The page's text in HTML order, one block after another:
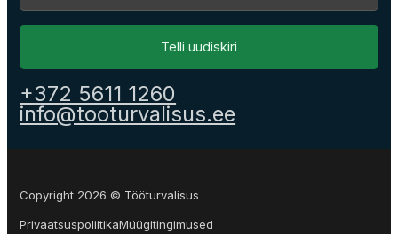
Telli uudiskiri
+372 5611 1260
info@tooturvalisus.ee
Copyright 2026 © Tööturvalisus
PrivaatsuspoliitikaMüügitingimused